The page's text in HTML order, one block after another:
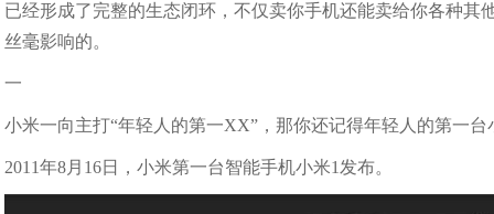
已经形成了完整的生态闭环，不仅卖你手机还能卖给你各种
丝毫影响的。
一
小米一向主打“年轻人的第一XX”，那你还记得年轻人的第一
2011年8月16日，小米第一台智能手机小米1发布。